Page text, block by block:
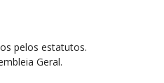
pelos estatutos.
Geral.